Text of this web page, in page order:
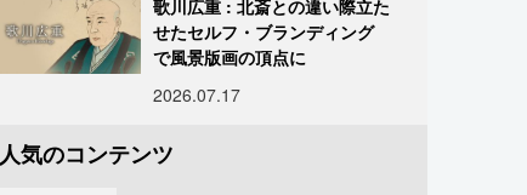
歌川広重 : 北斎との違い際立た
せたセルフ・ブランディング
で風景版画の頂点に
2026.07.17
人気のコンテンツ